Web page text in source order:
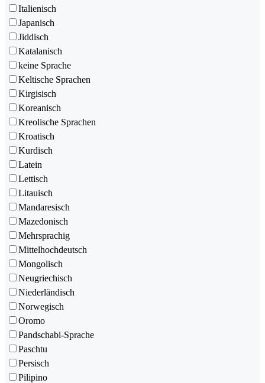
Italienisch
Japanisch
Jiddisch
Katalanisch
keine Sprache
Keltische Sprachen
Kirgisisch
Koreanisch
Kreolische Sprachen
Kroatisch
Kurdisch
Latein
Lettisch
Litauisch
Mandaresisch
Mazedonisch
Mehrsprachig
Mittelhochdeutsch
Mongolisch
Neugriechisch
Niederländisch
Norwegisch
Oromo
Pandschabi-Sprache
Paschtu
Persisch
Pilipino